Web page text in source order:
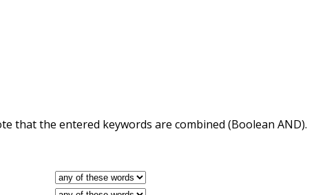
that the entered keywords are combined (Boolean AND).